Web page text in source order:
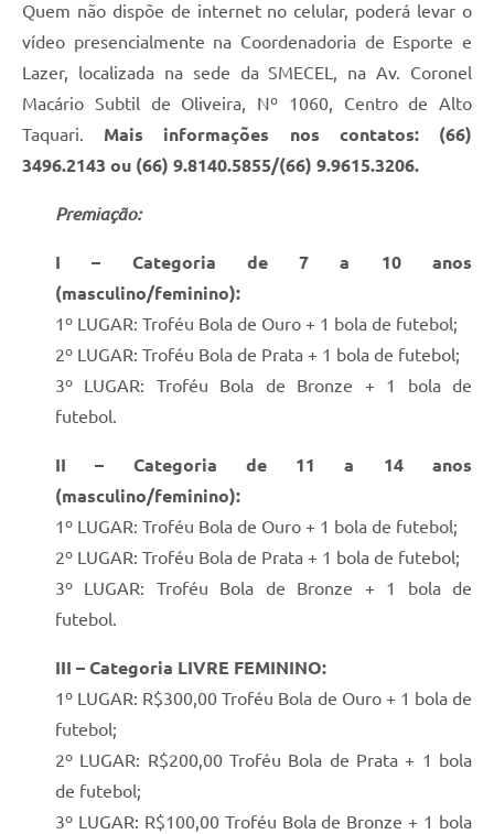
Quem não dispõe de internet no celular, poderá levar o
vídeo presencialmente na Coordenadoria de Esporte e
Lazer, localizada na sede da SMECEL, na Av. Coronel
Macário Subtil de Oliveira, Nº 1060, Centro de Alto
Taquari. Mais informações nos contatos: (66)
3496.2143 ou (66) 9.8140.5855/(66) 9.9615.3206.
Premiação:
I – Categoria de 7 a 10 anos
(masculino/feminino):
1º LUGAR: Troféu Bola de Ouro + 1 bola de futebol;
2º LUGAR: Troféu Bola de Prata + 1 bola de futebol;
3º LUGAR: Troféu Bola de Bronze + 1 bola de
futebol.
II – Categoria de 11 a 14 anos
(masculino/feminino):
1º LUGAR: Troféu Bola de Ouro + 1 bola de futebol;
2º LUGAR: Troféu Bola de Prata + 1 bola de futebol;
3º LUGAR: Troféu Bola de Bronze + 1 bola de
futebol.
III – Categoria LIVRE FEMININO:
1º LUGAR: R$300,00 Troféu Bola de Ouro + 1 bola de
futebol;
2º LUGAR: R$200,00 Troféu Bola de Prata + 1 bola
de futebol;
3º LUGAR: R$100,00 Troféu Bola de Bronze + 1 bola